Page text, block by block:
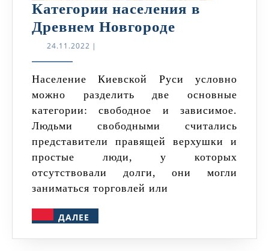
Категории населения в
Древнем Новгороде
Древнем
Новгороде
24.11.2022 24.11.2022
|
Население Киевской Руси условно
можно разделить две основные
категории: свободное и зависимое.
Людьми свободными считались
представители правящей верхушки и
простые люди, у которых
отсутствовали долги, они могли
заниматься торговлей или
ДАЛЕЕ